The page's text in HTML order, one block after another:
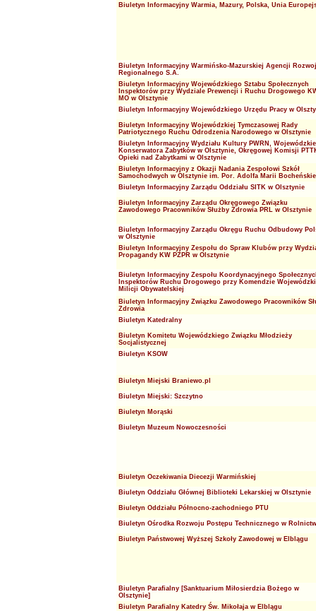
Biuletyn Informacyjny Warmia, Mazury, Polska, Unia
Biuletyn Informacyjny Warmińsko-Mazurskiej Agencji
Regionalnego S.A.
Biuletyn Informacyjny Wojewódzkiego Sztabu Społecznych
Inspektorów przy Wydziale Prewencji i Ruchu Drogowego
MO w Olsztynie
Biuletyn Informacyjny Wojewódzkiego Urzędu Pracy w
Biuletyn Informacyjny Wojewódzkiej Tymczasowej Rady
Patriotycznego Ruchu Odrodzenia Narodowego w Olsztynie
Biuletyn Informacyjny Wydziału Kultury PWRN,
Konserwatora Zabytków w Olsztynie, Okręgowej Komisji
Opieki nad Zabytkami w Olsztynie
Biuletyn Informacyjny z Okazji Nadania Zespołowi Szkół
Samochodwych w Olsztynie im. Por. Adolfa Marii
Biuletyn Informacyjny Zarządu Oddziału SITK w Olsztynie
Biuletyn Informacyjny Zarządu Okręgowego Związku
Zawodowego Pracowników Służby Zdrowia PRL w Olsztynie
Biuletyn Informacyjny Zarządu Okręgu Ruchu Odbudowy
w Olsztynie
Biuletyn Informacyjny Zespołu do Spraw Klubów przy
Propagandy KW PZPR w Olsztynie
Biuletyn Informacyjny Zespołu Koordynacyjnego
Inspektorów Ruchu Drogowego przy Komendzie
Milicji Obywatelskiej
Biuletyn Informacyjny Związku Zawodowego Pracowników
Zdrowia
Biuletyn Katedralny
Biuletyn Komitetu Wojewódzkiego Związku Młodzieży
Socjalistycznej
Biuletyn KSOW
Biuletyn Miejski Braniewo.pl
Biuletyn Miejski: Szczytno
Biuletyn Morąski
Biuletyn Muzeum Nowoczesności
Biuletyn Oczekiwania Diecezji Warmińskiej
Biuletyn Oddziału Głównej Biblioteki Lekarskiej w Olsztynie
Biuletyn Oddziału Północno-zachodniego PTU
Biuletyn Ośrodka Rozwoju Postępu Technicznego w
Biuletyn Państwowej Wyższej Szkoły Zawodowej w Elblągu
Biuletyn Parafialny [Sanktuarium Miłosierdzia Bożego w
Olsztynie]
Biuletyn Parafialny Katedry Św. Mikołaja w Elblągu